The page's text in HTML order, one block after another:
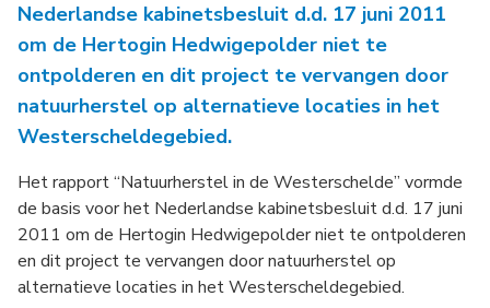
Nederlandse kabinetsbesluit d.d. 17 juni 2011
om de Hertogin Hedwigepolder niet te
ontpolderen en dit project te vervangen door
natuurherstel op alternatieve locaties in het
Westerscheldegebied.
Het rapport “Natuurherstel in de Westerschelde” vormde
de basis voor het Nederlandse kabinetsbesluit d.d. 17 juni
2011 om de Hertogin Hedwigepolder niet te ontpolderen
en dit project te vervangen door natuurherstel op
alternatieve locaties in het Westerscheldegebied.